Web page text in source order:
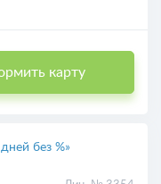
карту
без %»